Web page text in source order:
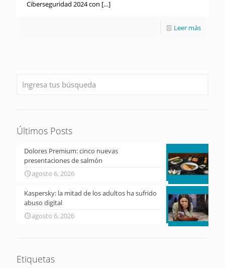
Ciberseguridad 2024 con […]
Leer más
Últimos Posts
Dolores Premium: cinco nuevas
presentaciones de salmón
agosto 6, 2026
Kaspersky: la mitad de los adultos ha sufrido
abuso digital
agosto 6, 2026
Etiquetas